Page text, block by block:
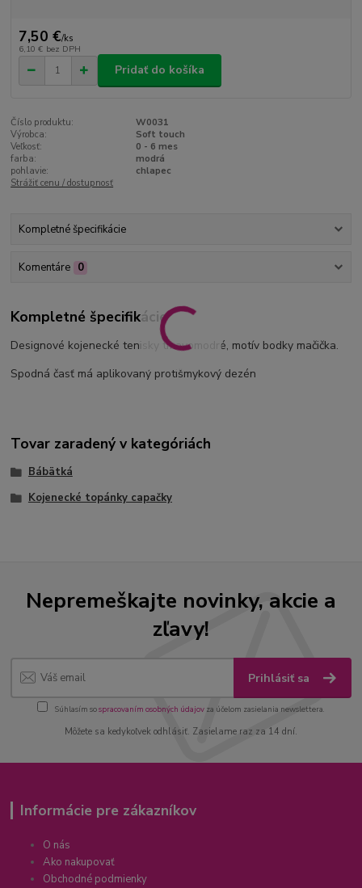
7,50 €/ks
6,10 € bez DPH
Pridať do košíka
Číslo produktu:
W0031
Výrobca:
Soft touch
Veľkosť:
0 - 6 mes
farba:
modrá
pohlavie:
chlapec
Strážiť cenu / dostupnosť
Kompletné špecifikácie
Komentáre 0
Kompletné špecifikácie
Designové kojenecké tenisky tmavomodré, motív bodky mačička.
Spodná časť má aplikovaný protišmykový dezén
Tovar zaradený v kategóriách
Bábätká
Kojenecké topánky capačky
Nepremeškajte novinky, akcie a
zľavy!
Prihlásiť sa
Súhlasím sospracovaním osobných údajov za účelom zasielania newslettera.
Môžete sa kedykoľvek odhlásiť. Zasielame raz za 14 dní.
Informácie pre zákazníkov
O nás
Ako nakupovať
Obchodné podmienky